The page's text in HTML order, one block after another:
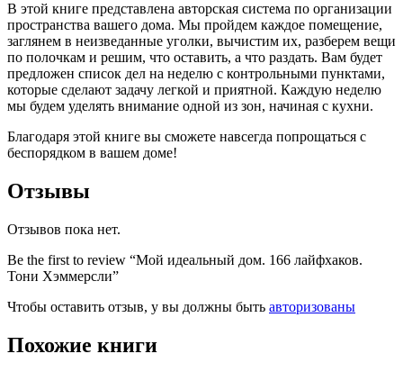
В этой книге представлена авторская система по организации
пространства вашего дома. Мы пройдем каждое помещение,
заглянем в неизведанные уголки, вычистим их, разберем вещи
по полочкам и решим, что оставить, а что раздать. Вам будет
предложен список дел на неделю с контрольными пунктами,
которые сделают задачу легкой и приятной. Каждую неделю
мы будем уделять внимание одной из зон, начиная с кухни.
Благодаря этой книге вы сможете навсегда попрощаться с
беспорядком в вашем доме!
Отзывы
Отзывов пока нет.
Be the first to review “Мой идеальный дом. 166 лайфхаков.
Тони Хэммерсли”
Чтобы оставить отзыв, у вы должны быть авторизованы
Похожие книги